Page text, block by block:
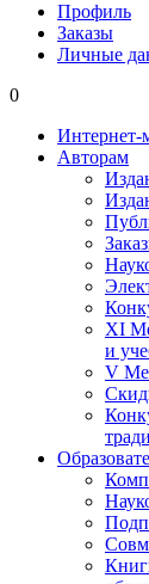
Профиль
Заказы
Личные
0
Интернет-
Авторам
XI
и
V